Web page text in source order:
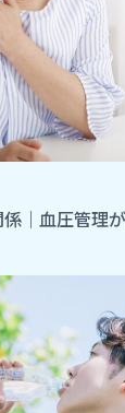
｜血圧管理